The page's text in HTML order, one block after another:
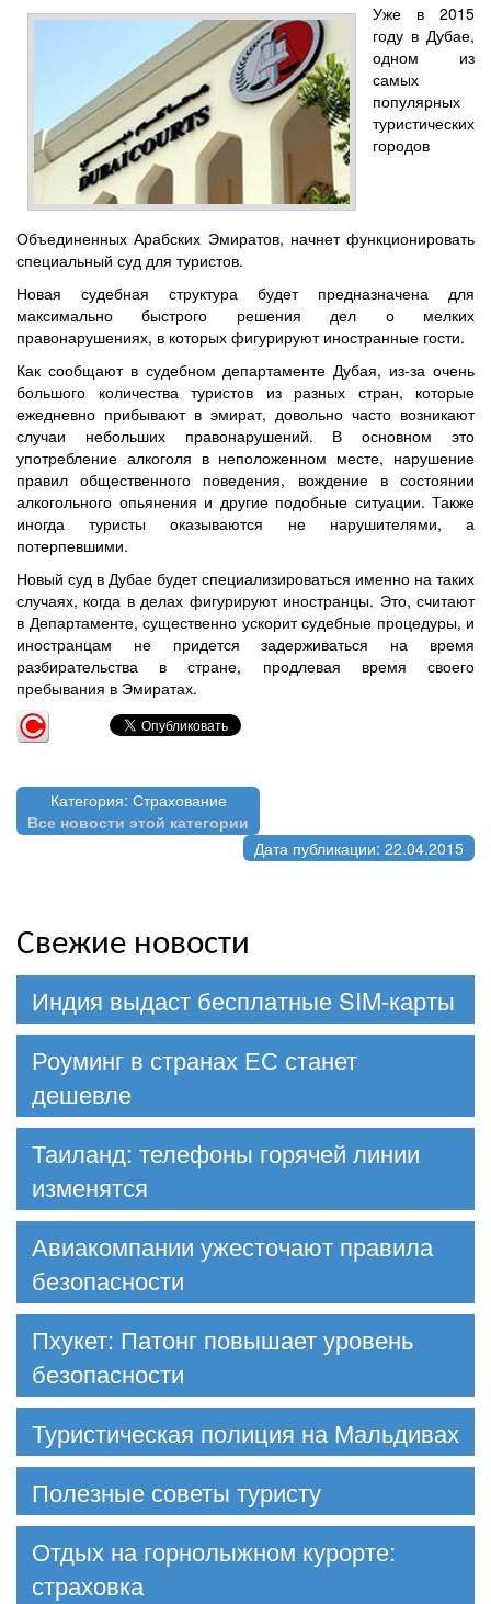
Уже в 2015
году в Дубае,
одном из
самых
популярных
туристических
городов
Объединенных Арабских Эмиратов, начнет функционировать
специальный суд для туристов.
Новая судебная структура будет предназначена для
максимально быстрого решения дел о мелких
правонарушениях, в которых фигурируют иностранные гости.
Как сообщают в судебном департаменте Дубая, из-за очень
большого количества туристов из разных стран, которые
ежедневно прибывают в эмират, довольно часто возникают
случаи небольших правонарушений. В основном это
употребление алкоголя в неположенном месте, нарушение
правил общественного поведения, вождение в состоянии
алкогольного опьянения и другие подобные ситуации. Также
иногда туристы оказываются не нарушителями, а
потерпевшими.
Новый суд в Дубае будет специализироваться именно на таких
случаях, когда в делах фигурируют иностранцы. Это, считают
в Департаменте, существенно ускорит судебные процедуры, и
иностранцам не придется задерживаться на время
разбирательства в стране, продлевая время своего
пребывания в Эмиратах.
Категория: Страхование
Все новости этой категории
Дата публикации: 22.04.2015
Свежие новости
Индия выдаст бесплатные SIM-карты
Роуминг в странах ЕС станет
дешевле
Таиланд: телефоны горячей линии
изменятся
Авиакомпании ужесточают правила
безопасности
Пхукет: Патонг повышает уровень
безопасности
Туристическая полиция на Мальдивах
Полезные советы туристу
Отдых на горнолыжном курорте:
страховка